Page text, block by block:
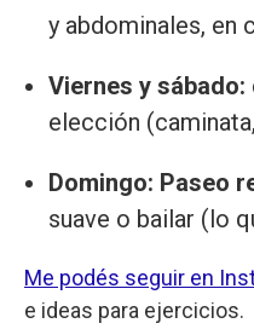
y abdominales, en
Viernes y sábado:
elección
Domingo: Paseo
suave o bailar (lo
Me podés seguir en
e ideas para ejercicios.